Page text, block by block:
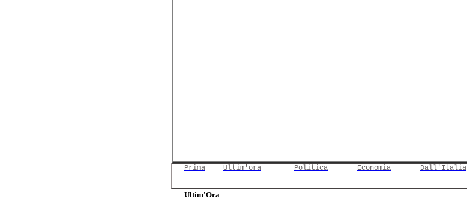
Prima Ultim'ora Politica Economia Dall'Italia
Ultim'Ora